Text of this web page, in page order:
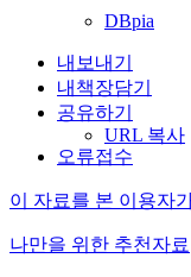
DBpia
내보내기
내책장담기
공유하기
URL 복사
오류접수
이 자료를 본 이용자
나만을 위한 추천자료